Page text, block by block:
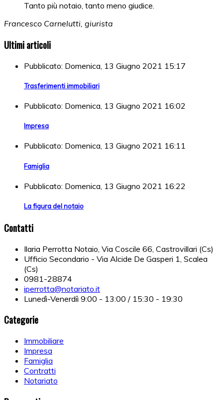
Tanto più notaio, tanto meno giudice.
Francesco Carnelutti, giurista
Ultimi articoli
Pubblicato: Domenica, 13 Giugno 2021 15:17
Trasferimenti immobiliari
Pubblicato: Domenica, 13 Giugno 2021 16:02
Impresa
Pubblicato: Domenica, 13 Giugno 2021 16:11
Famiglia
Pubblicato: Domenica, 13 Giugno 2021 16:22
La figura del notaio
Contatti
Ilaria Perrotta Notaio, Via Coscile 66, Castrovillari (Cs)
Ufficio Secondario - Via Alcide De Gasperi 1, Scalea
(Cs)
0981-28874
iperrotta@notariato.it
Lunedì-Venerdiì 9:00 - 13:00 / 15:30 - 19:30
Categorie
Immobiliare
Impresa
Famiglia
Contratti
Notariato